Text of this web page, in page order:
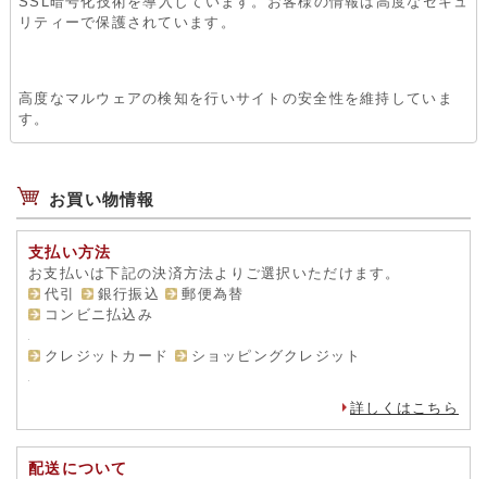
リティーで保護されています。
高度なマルウェアの検知を行いサイトの安全性を維持していま
す。
お買い物情報
支払い方法
お支払いは下記の決済方法よりご選択いただけます。
代引
銀行振込
郵便為替
コンビニ払込み
クレジットカード ショッピングクレジット
詳しくはこちら
配送について